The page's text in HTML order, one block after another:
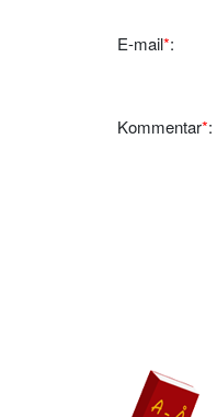
E-mail*:
Kommentar*: